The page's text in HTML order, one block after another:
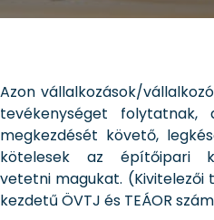
Azon vállalkozások/
tevékenységet folytatnak,
megkezdését követő,
kötelesek az építőipari
vetetni magukat. (Kivitelezői
kezdetű ÖVTJ és TEÁOR